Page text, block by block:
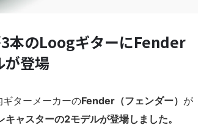
本のLoogギターにFender
が登場
ターメーカーのFender（フェンダー） が
ャスターの2モデルが登場しました。